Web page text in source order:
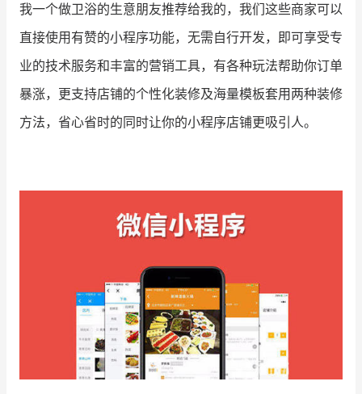
我一个做卫浴的生意朋友推荐给我的，我们这些商家可以
直接使用有赞的小程序功能，无需自行开发，即可享受专
业的技术服务和丰富的营销工具，有各种玩法帮助你订单
暴涨，更支持店铺的个性化装修及海量模板套用两种装修
方法，省心省时的同时让你的小程序店铺更吸引人。